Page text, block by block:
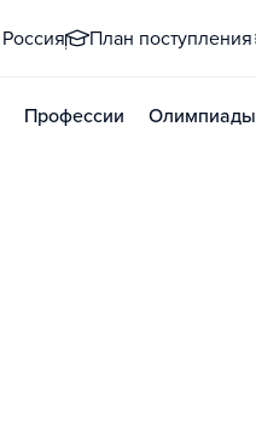
Россия План поступления
Профессии Олимпиады